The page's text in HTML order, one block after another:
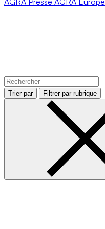
Trier par Filtrer par rubrique